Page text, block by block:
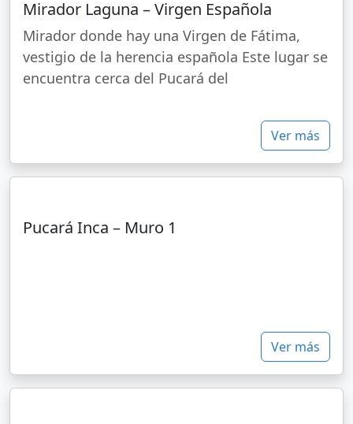
Mirador Laguna – Virgen Española
Mirador donde hay una Virgen de Fátima,
vestigio de la herencia española Este lugar se
encuentra cerca del Pucará del
Ver más
Pucará Inca – Muro 1
Ver más